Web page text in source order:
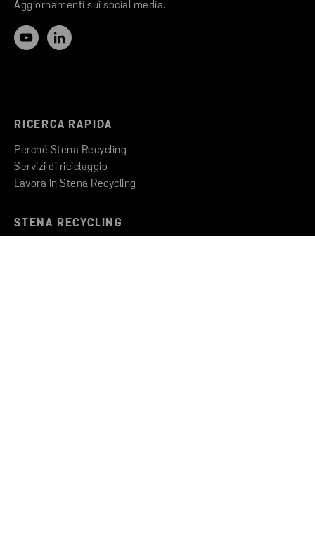
Aggiornamenti sui social media.
RICERCA RAPIDA
Perché Stena Recycling
Servizi di riciclaggio
Lavora in Stena Recycling
STENA RECYCLING